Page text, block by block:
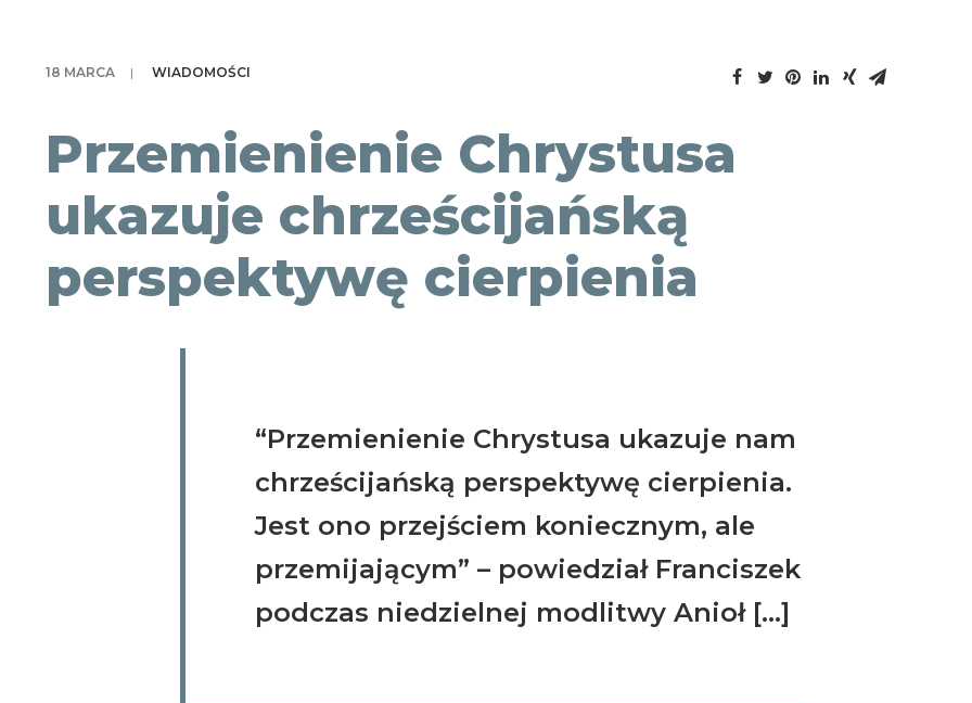
18 MARCA | WIADOMOŚCI
Przemienienie Chrystusa
ukazuje chrześcijańską
perspektywę cierpienia
“Przemienienie Chrystusa ukazuje nam
chrześcijańską perspektywę cierpienia.
Jest ono przejściem koniecznym, ale
przemijającym” – powiedział Franciszek
podczas niedzielnej modlitwy Anioł […]